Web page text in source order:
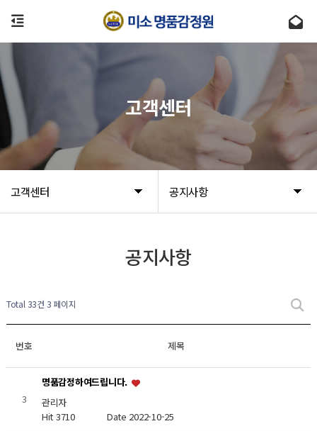
고객센터 공지사항
고객센터
공지사항
Total 33건 3 페이지
번호 제목
3
명품감정하여드립니다.
관리자
Hit 3710 Date 2022-10-25